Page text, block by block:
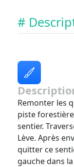
#
Remonter les
piste
sentier.
Lève. Après
quitter ce
gauche dans